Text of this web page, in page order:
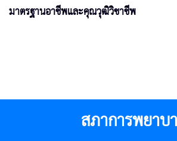
มาตรฐานอาชีพและคุณวุฒิวิชาชีพ
สภาการพยาบ